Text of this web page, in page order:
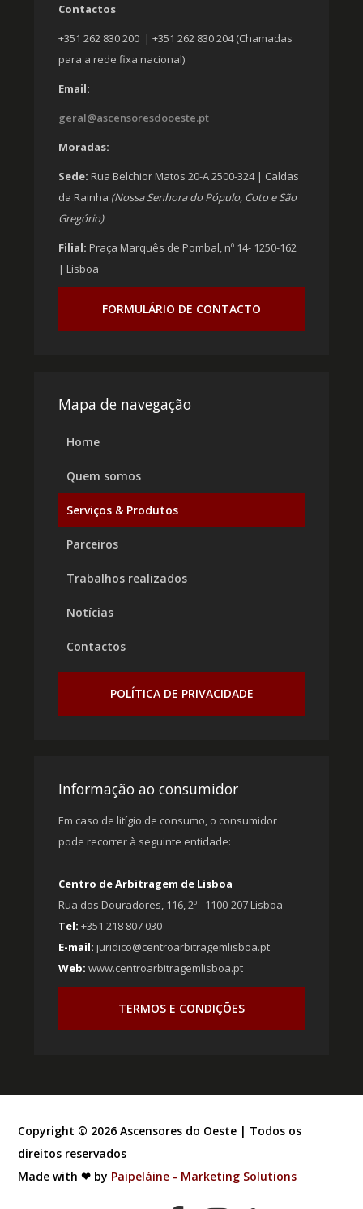
Contactos
+351 262 830 200 | +351 262 830 204 (Chamadas
para a rede fixa nacional)
Email:
geral@ascensoresdooeste.pt
Moradas:
Sede: Rua Belchior Matos 20-A 2500-324 | Caldas
da Rainha (Nossa Senhora do Pópulo, Coto e São
Gregório)
Filial: Praça Marquês de Pombal, nº 14- 1250-162
| Lisboa
FORMULÁRIO DE CONTACTO
Mapa de navegação
Home
Quem somos
Serviços & Produtos
Parceiros
Trabalhos realizados
Notícias
Contactos
POLÍTICA DE PRIVACIDADE
Informação ao consumidor
Em caso de litígio de consumo, o consumidor
pode recorrer à seguinte entidade:
Centro de Arbitragem de Lisboa
Rua dos Douradores, 116, 2º - 1100-207 Lisboa
Tel: +351 218 807 030
E-mail: juridico@centroarbitragemlisboa.pt
Web: www.centroarbitragemlisboa.pt
TERMOS E CONDIÇÕES
Copyright © 2026 Ascensores do Oeste | Todos os
direitos reservados
Made with ❤ by Paipeláine - Marketing Solutions